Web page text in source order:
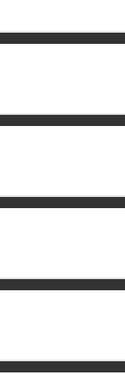
das chaves
COMPLEMENTAR"